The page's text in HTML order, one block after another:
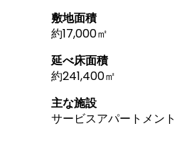
敷地面積
約17,000㎡
延べ床面積
約241,400㎡
主な施設
サービスアパートメン